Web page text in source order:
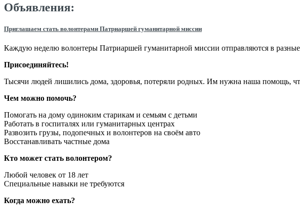
Объявления:
Приглашаем стать волонтерами Патриаршей гуманитарной миссии
Каждую неделю волонтеры Патриаршей гуманитарной миссии отправляются в
Присоединяйтесь!
Тысячи людей лишились дома, здоровья, потеряли родных. Им нужна наша помощь,
Чем можно помочь?
Помогать на дому одиноким старикам и семьям с детьми
Работать в госпиталях или гуманитарных центрах
Развозить грузы, подопечных и волонтеров на своём авто
Восстанавливать частные дома
Кто может стать волонтером?
Любой человек от 18 лет
Специальные навыки не требуются
Когда можно ехать?